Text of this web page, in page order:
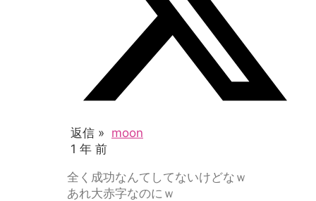
返信 » moon
1 年 前
全く成功なんてしてないけどなｗ
あれ大赤字なのにｗ